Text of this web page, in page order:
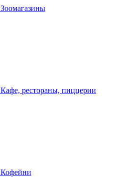
Зоомагазины
Кафе, рестораны, пиццерии
Кофейни